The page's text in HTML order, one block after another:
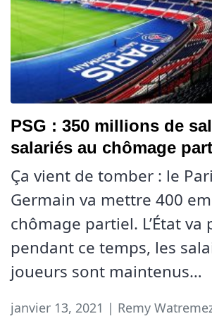
PSG : 350 millions de
salariés au chômage
Ça vient de tomber : le
Germain va mettre 400
chômage partiel. L’État va
pendant ce temps, les
joueurs sont maintenus…
janvier 13, 2021 | Remy